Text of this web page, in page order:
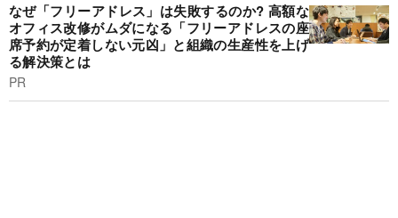
なぜ「フリーアドレス」は失敗するのか? 高額な
オフィス改修がムダになる「フリーアドレスの座
席予約が定着しない元凶」と組織の生産性を上げ
る解決策とは
PR